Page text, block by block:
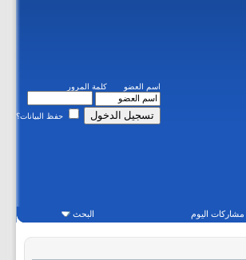
اسم العضو كلمة المرور
حفظ البيانات؟
مشاركات اليوم البحث